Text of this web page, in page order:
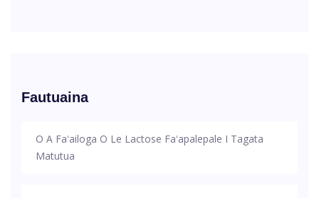
Fautuaina
O A Faʻailoga O Le Lactose Faʻapalepale I Tagata
Matutua